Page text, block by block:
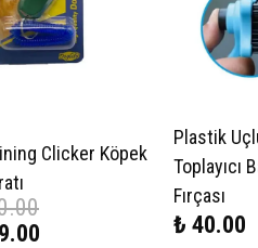
Clicker Köpek
Plastik
Toplayıcı
Fırçası
₺ 40.00